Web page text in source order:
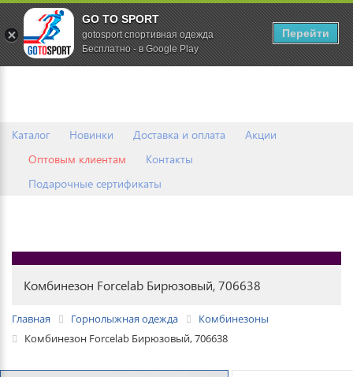
Каталог Новинки Доставка и оплата
Акции
Оптовым клиентам
Контакты
Подарочные сертификаты
0
Комбинезон Forcelab Бирюзовый, 706638
Главная Горнолыжная одежда
Комбинезоны
Комбинезон Forcelab Бирюзовый, 706638
GO TO SPORT
gotosport спортивная одежда
Бесплатно - в Google Play
Перейти